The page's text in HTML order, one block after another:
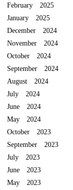
February 2025
January 2025
December 2024
November 2024
October 2024
September 2024
August 2024
July 2024
June 2024
May 2024
October 2023
September 2023
July 2023
June 2023
May 2023